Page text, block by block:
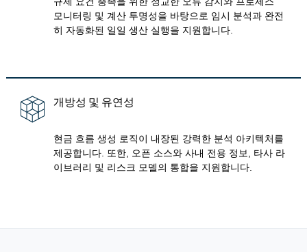
모니터링 및 계산 투명성을 바탕으로 임시 분석과 완전
히 자동화된 일일 생산 실행을 지원합니다.
개방성 및 유연성
현금 흐름 생성 로직이 내장된 강력한 분석 아키텍처를
제공합니다. 또한, 오픈 소스와 사내 전용 정보, 타사 라
이브러리 및 리스크 모델의 통합을 지원합니다.